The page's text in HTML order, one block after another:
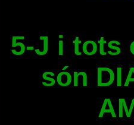
5-J i tots
són